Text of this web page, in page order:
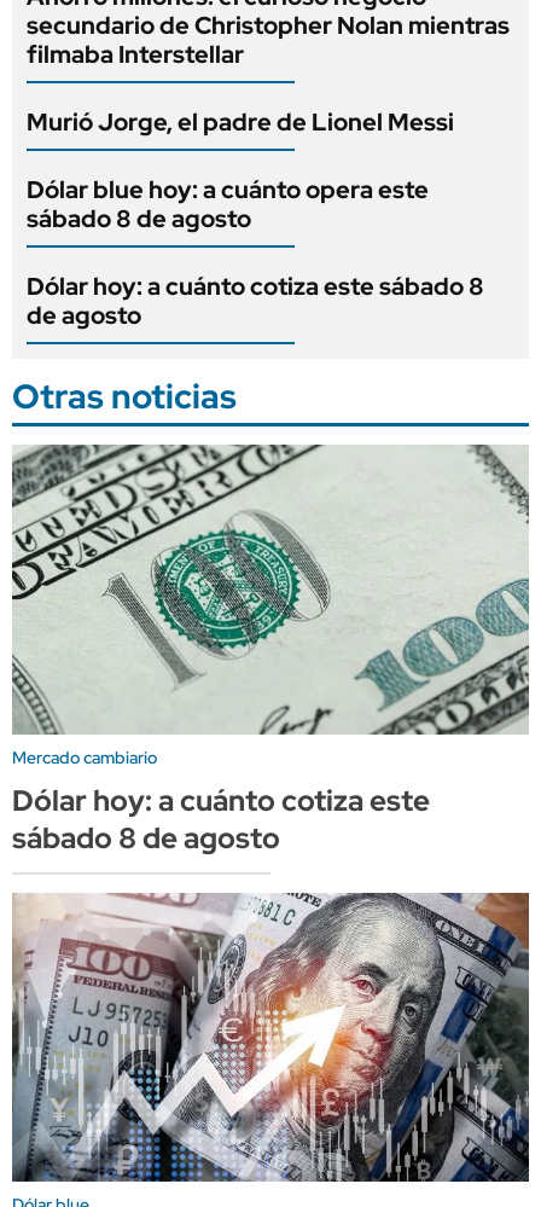
secundario de Christopher Nolan mientras
filmaba Interstellar
Murió Jorge, el padre de Lionel Messi
Dólar blue hoy: a cuánto opera este
sábado 8 de agosto
Dólar hoy: a cuánto cotiza este sábado 8
de agosto
Otras noticias
Mercado cambiario
Dólar hoy: a cuánto cotiza este
sábado 8 de agosto